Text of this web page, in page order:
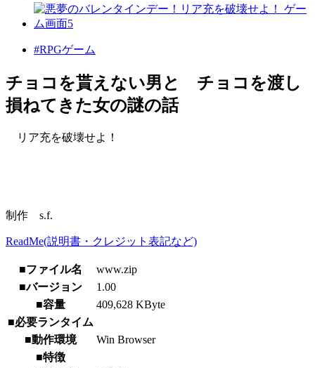
#RPGゲーム
チョコを貰えない男と チョコを渡し
損ねてきた女の謎の話
リア充を破壊せよ！
制作 s.f.
ReadMe(説明書・クレジット表記など)
■ファイル名
www.zip
■バージョン
1.00
■容量
409,628 KByte
■必要ランタイム
■動作環境
Win Browser
■特徴